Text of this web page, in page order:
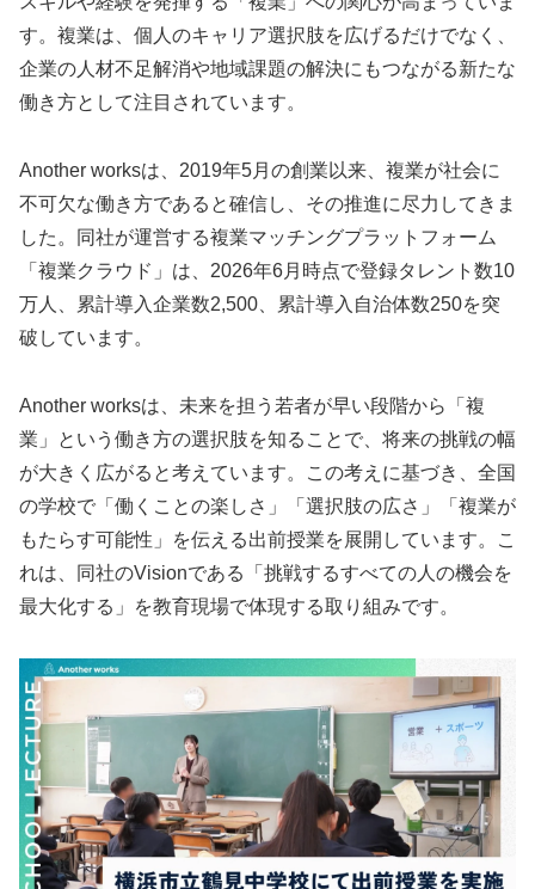
す。複業は、個人のキャリア選択肢を広げるだけでなく、
企業の人材不足解消や地域課題の解決にもつながる新たな
働き方として注目されています。
Another worksは、2019年5月の創業以来、複業が社会に
不可欠な働き方であると確信し、その推進に尽力してきま
した。同社が運営する複業マッチングプラットフォーム
「複業クラウド」は、2026年6月時点で登録タレント数10
万人、累計導入企業数2,500、累計導入自治体数250を突
破しています。
Another worksは、未来を担う若者が早い段階から「複
業」という働き方の選択肢を知ることで、将来の挑戦の幅
が大きく広がると考えています。この考えに基づき、全国
の学校で「働くことの楽しさ」「選択肢の広さ」「複業が
もたらす可能性」を伝える出前授業を展開しています。こ
れは、同社のVisionである「挑戦するすべての人の機会を
最大化する」を教育現場で体現する取り組みです。